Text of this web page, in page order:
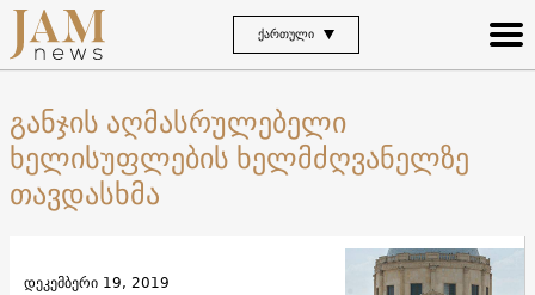
ᲥᲐᲠᲗᲣᲚᲘ
განჯის აღმასრულებელი
ხელისუფლების ხელმძღვანელზე
თავდასხმა
დეკემბერი 19, 2019